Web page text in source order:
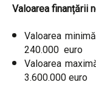
Valoarea finanțării
Valoarea
240.000 euro
Valoarea
3.600.000 euro